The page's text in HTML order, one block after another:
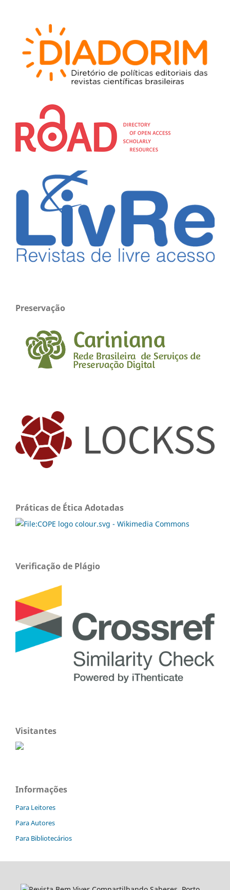
Preservação
Práticas de Ética Adotadas
Verificação de Plágio
Visitantes
Informações
Para Leitores
Para Autores
Para Bibliotecários